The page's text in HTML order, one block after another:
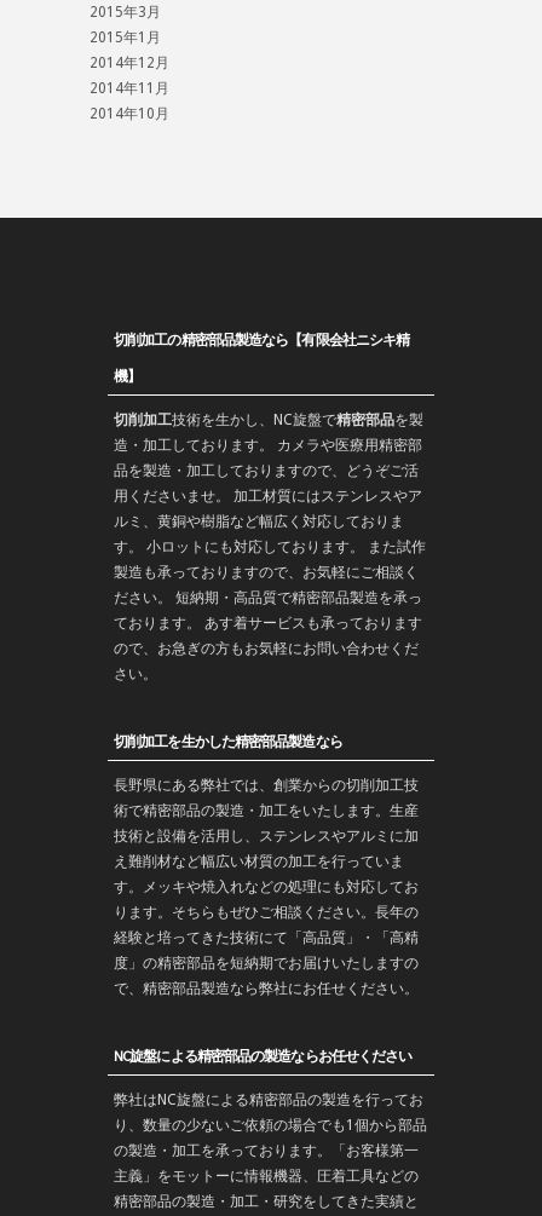
2015年3月
2015年1月
2014年12月
2014年11月
2014年10月
切削加工の精密部品製造なら【有限会社ニシキ精
機】
切削加工技術を生かし、 NC旋盤で精密部品を製
造 ・加工しております。 カメラや医療用精密部
品を製造・加工しておりますので、どうぞご活
用くださいませ。 加工材質にはステンレスやア
ルミ、黄銅や樹脂など幅広く対応しておりま
す。 小ロットにも対応しております。 また試作
製造 も承っておりますので、お気軽にご相談く
ださい。 短納期・高品質で精密部品製造を承っ
ております。 あす着サービスも承っております
ので、お急ぎの方もお気軽にお問い合わせくだ
さい。
切削加工を生かした精密部品製造なら
長野県にある弊社では、創業からの切削加工技
術で精密部品の製造・ 加工をいたします。生産
技術と設備を活用し、ステンレスやアルミに加
え難削材など幅広い材質の加工を行っていま
す。メッキや焼入れなどの処理にも対応してお
ります。そちらもぜひご相談ください。長年の
経験と培ってきた技術にて「高品質」・「高精
度」の精密部品を短納期でお届けいたしますの
で、精密部品製造なら弊社にお任せください。
NC旋盤による精密部品の製造ならお任せください
弊社はNC旋盤による精密部品の製造を行ってお
り、数量の少ないご依頼の場合でも1個から部品
の製造・加工を承っております。「お客様第一
主義」をモットーに情報機器、圧着工具などの
精密部品の製造・ 加工 ・ 研究をしてきた実績と